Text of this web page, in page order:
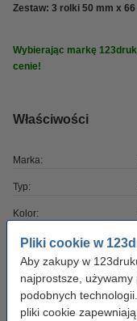
Pliki cookie w
Aby zakupy w
najprostsze, używamy
podobnych
pliki cookie
Zestaw: 3 rolki 50 mm x 66
Wybierając markę
cenie!
Właściwości
Marka:
Typ:
Kolor:
Wymiary:
Materiał:
Ilość: